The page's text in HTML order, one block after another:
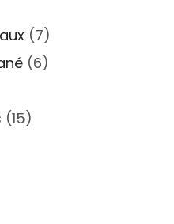
(7)
(6)
(15)